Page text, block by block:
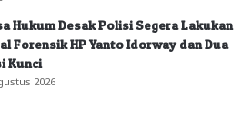
Hukum Desak Polisi Segera Lakukan
Forensik HP Yanto Idorway dan Dua
Kunci
2026